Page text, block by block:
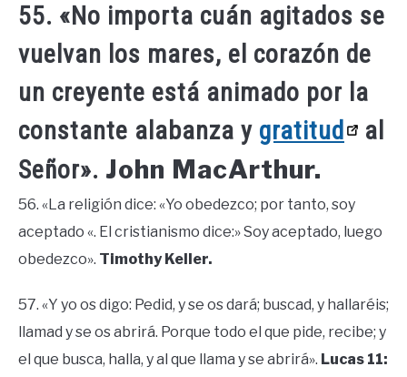
55. «No importa cuán agitados se
vuelvan los mares, el corazón de
un creyente está animado por la
constante alabanza y gratitud
al
Señor». John MacArthur.
56. «La religión dice: «Yo obedezco; por tanto, soy
aceptado «. El cristianismo dice:» Soy aceptado, luego
obedezco». Timothy Keller.
57. «Y yo os digo: Pedid, y se os dará; buscad, y hallaréis;
llamad y se os abrirá. Porque todo el que pide, recibe; y
el que busca, halla, y al que llama y se abrirá». Lucas 11: